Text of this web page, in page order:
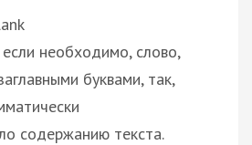
необходимо, слово,
буквами, так,
содержанию текста.